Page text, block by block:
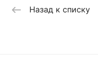
Назад к списку